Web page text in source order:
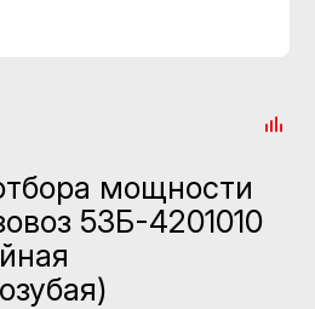
мощности
53Б-4201010